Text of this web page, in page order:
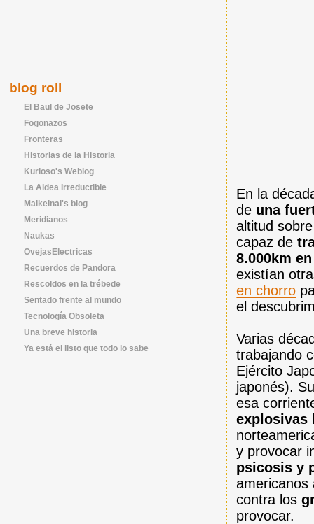
En la
de una
altitud
capaz de
8.000km
existían
en chorro
el
Varias
trabajando
Ejército
japonés).
esa
explosivas
y provocar
psicosis y
americanos
contra los
provocar.
blog roll
El Baul de Josete
Fogonazos
Fronteras
Historias de la Historia
Kurioso's Weblog
La Aldea Irreductible
Maikelnai's blog
Meridianos
Naukas
OvejasElectricas
Recuerdos de Pandora
Rescoldos en la trébede
Sentado frente al mundo
Tecnología Obsoleta
Una breve historia
Ya está el listo que todo lo sabe